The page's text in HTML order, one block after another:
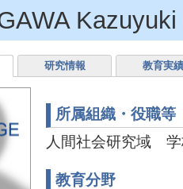
Kazuyuki
研究情報 教育実績
所属組織・役職等
人間社会研究域
教育分野